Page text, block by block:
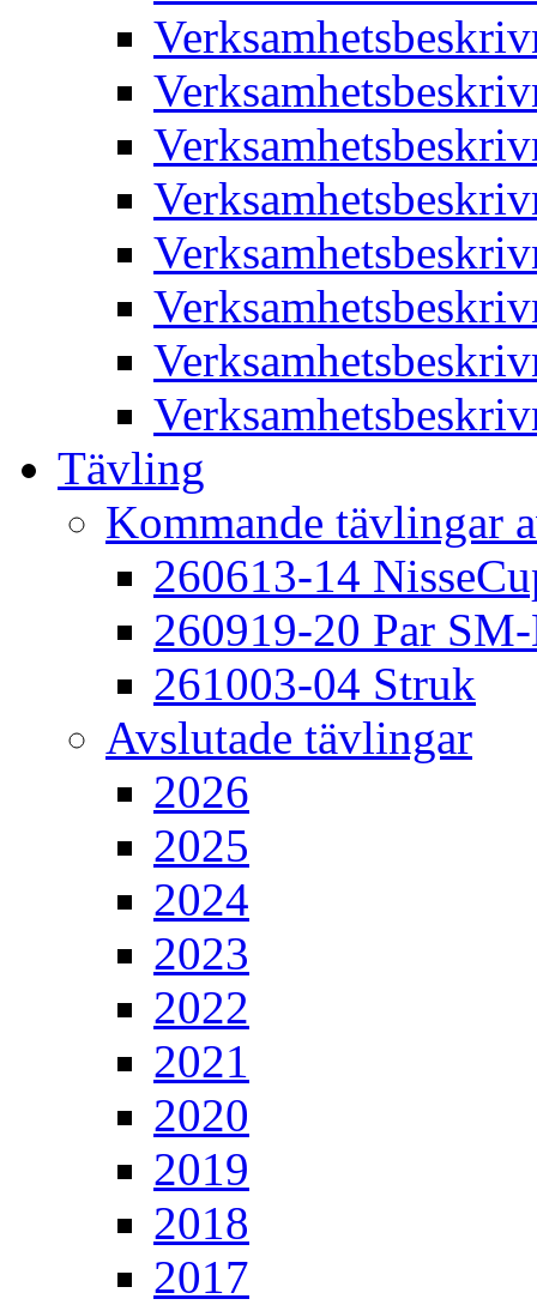
Tävling
Kommande tävlingar
260613-14
260919-20 Par
261003-04 Struk
Avslutade tävlingar
2026
2025
2024
2023
2022
2021
2020
2019
2018
2017